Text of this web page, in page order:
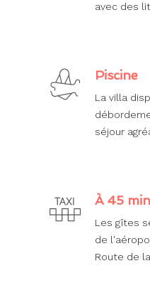
avec des
Piscine
La villa
séjour
À 45
Les gîtes
de
Route de